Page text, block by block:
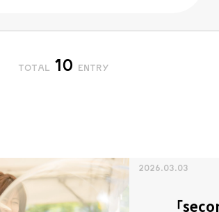
TOTAL 10 ENTRY
2026.03.03
「